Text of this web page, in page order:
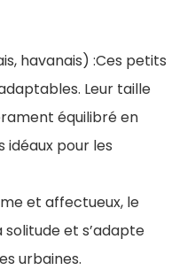
havanais) :Ces petits
Leur taille
équilibré en
pour les
et affectueux, le
solitude et s’adapte
urbaines.